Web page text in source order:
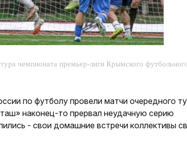
чемпионата премьер-лиги Крымского
по футболу провели матчи очередного
наконец-то прервал неудачную серию
- свои домашние встречи коллективы